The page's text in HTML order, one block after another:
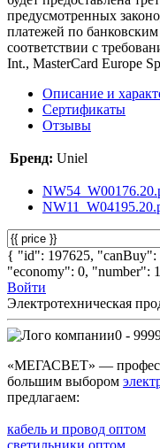
предусмотренных
платежей по банковским
соответствии с
Int., MasterCard Europe
Описание и
Сертификаты
Отзывы
Бренд: Uniel
{ "id": 197625,
"economy": 0, "number":
Войти
Электротехническая
0 -
«МЕГАСВЕТ» —
большим выбором
предлагаем:
кабель и провод оптом
светильники оптом